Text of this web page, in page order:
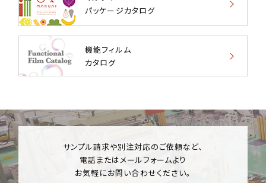
パッケージカタログ
機能フィルム
カタログ
サンプル請求や別注対応のご依頼など、
電話またはメールフォームより
お気軽にお問い合わせください。